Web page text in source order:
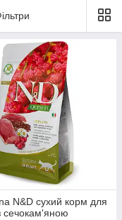
N&D сухий корм для
сечокам'яною